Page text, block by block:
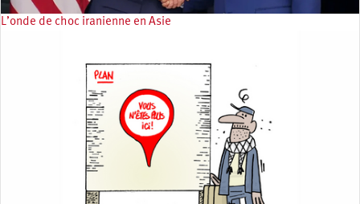
L’onde de choc iranienne en Asie